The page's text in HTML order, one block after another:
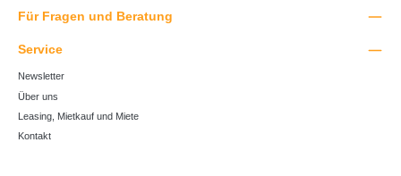
Für Fragen und Beratung
Service
Newsletter
Über uns
Leasing, Mietkauf und Miete
Kontakt